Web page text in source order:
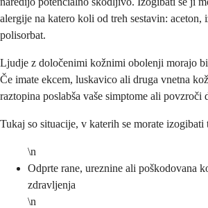
alergije na katero koli od treh sestavin:
polisorbat.
Ljudje z določenimi kožnimi obolenji morajo
Če imate ekcem, luskavico ali druga vnetna
raztopina poslabša vaše simptome ali povzroči
Tukaj so situacije, v katerih se morate izogibati
\n
Odprte rane, ureznine ali poškodovana
zdravljenja
\n